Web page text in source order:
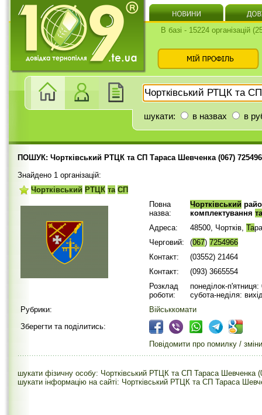
В базі - 15224 організацій
шукати: в назвах в
ПОШУК: Чортківський РТЦК та СП Тараса Шевченка (067)
Знайдено 1 організацій:
Чортківський РТЦК та СП
Повна
назва:
Чортківський
комплектування та
Адреса:
48500, Чортків, Та
Черговий:
(067) 7254966
Контакт:
(03552) 21464
Контакт:
(093) 3665554
Розклад
роботи:
понеділок-
субота-неділя:
Рубрики:
Військкомати
Зберегти та поділитись:
Повідомити про помилку / зміни
шукати фізичну особу: Чортківський РТЦК та СП Тараса Шевченка
шукати інформацію на сайті: Чортківський РТЦК та СП Тараса